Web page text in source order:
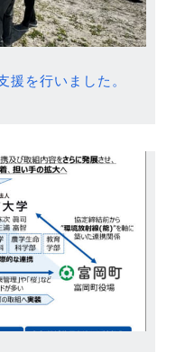
援を行いました。